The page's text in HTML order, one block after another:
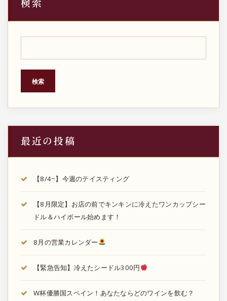
検索
検索
最近の投稿
【8/4~】今週のテイスティング
【8月限定】お店の前でキンキンに冷えたワンカップシー
ドル＆ハイボール始めます！
8月の営業カレンダー
【緊急告知】冷えたシードル300円
W杯優勝国スペイン！あなたならどのワインを飲む？